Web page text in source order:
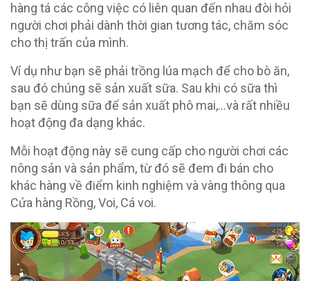
hàng tá các công việc có liên quan đến nhau đòi hỏi
người chơi phải dành thời gian tương tác, chăm sóc
cho thị trấn của mình.
Ví dụ như bạn sẽ phải trồng lúa mạch để cho bò ăn,
sau đó chúng sẽ sản xuất sữa. Sau khi có sữa thì
bạn sẽ dùng sữa để sản xuất phô mai,…và rất nhiều
hoạt động đa dạng khác.
Mỗi hoạt động này sẽ cung cấp cho người chơi các
nông sản và sản phẩm, từ đó sẽ đem đi bán cho
khác hàng về điểm kinh nghiệm và vàng thông qua
Cửa hàng Rồng, Voi, Cá voi.